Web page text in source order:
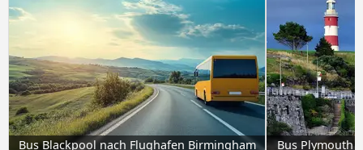
Bus Blackpool nach Flughafen Birmingham Bus Plymouth